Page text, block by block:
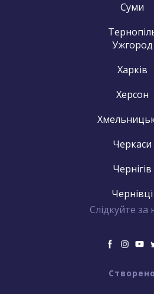
Суми
Ужгород
Харків
Херсон
Черкаси
Чернігів
Чернівці
Слідкуйте за
Створено